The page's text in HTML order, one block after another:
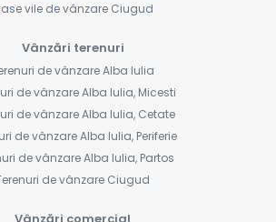
vile de vânzare Ciugud
Vânzări terenuri
de vânzare Alba Iulia
de vânzare Alba Iulia, Micesti
de vânzare Alba Iulia, Cetate
de vânzare Alba Iulia, Periferie
de vânzare Alba Iulia, Partos
de vânzare Ciugud